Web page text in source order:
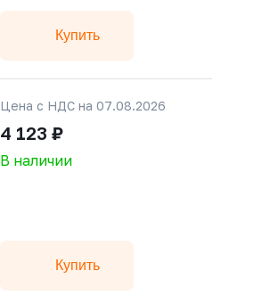
Купить
Цена с НДС на 07.08.2026
4 123 ₽
В наличии
Купить